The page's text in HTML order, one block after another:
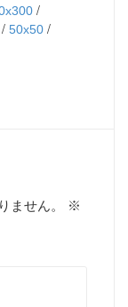
/
/ 50x50 /
ません。
※